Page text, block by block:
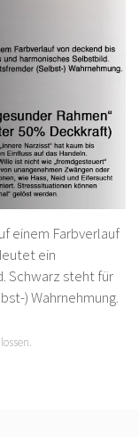
einem Farbverlauf
ein
Schwarz steht für
) Wahrnehmung.